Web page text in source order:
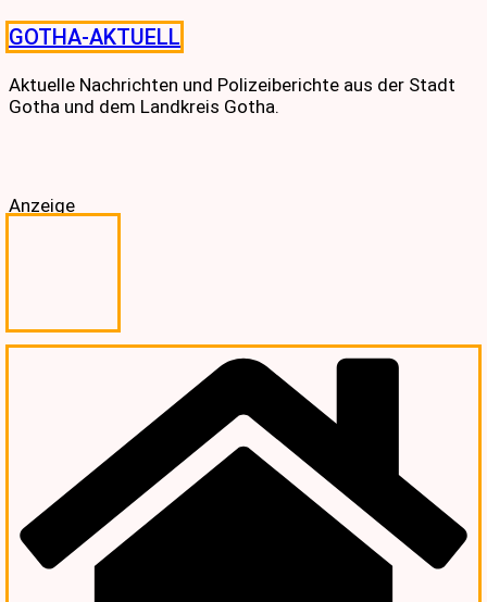
Skip
to
content
GOTHA-AKTUELL
Aktuelle Nachrichten und Polizeiberichte aus der Stadt
Gotha und dem Landkreis Gotha.
Anzeige